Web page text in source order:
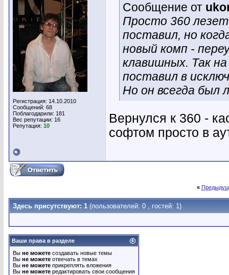
Регистрация: 14.10.2010
Сообщений: 68
Поблагодарили: 181
Вес репутации: 16
Репутация: 10
Сообщение от
Просто 360 лезет
поставил, но
новый комп -
клавишных. Так
поставил в
Но он всегда был
Вернулся к 360 -
софтом просто в
«
Здесь присутствуют: 1 (пользователей: 0 , гостей: 1)
Ваши права в разделе
Вы не можете создавать новые темы
Вы не можете отвечать в темах
Вы не можете прикреплять вложения
Вы не можете редактировать свои сообщения